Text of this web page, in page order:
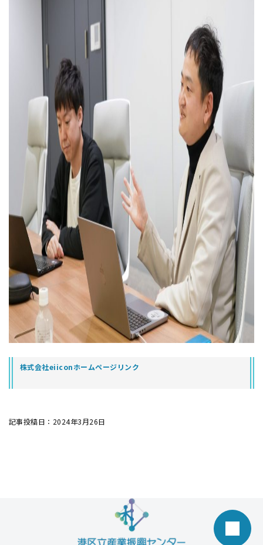
株式会社eiiconホームページリンク
記事投稿日：2024年3月26日